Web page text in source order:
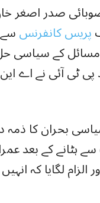
صدر اصغر
پریس کانفرنس
کے سیاسی
ٹی آئی نے اے
بحران کا ذمہ
ہٹانے کے بعد
الزام لگایا کہ